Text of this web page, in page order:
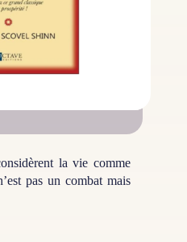
la vie comme
pas un combat mais